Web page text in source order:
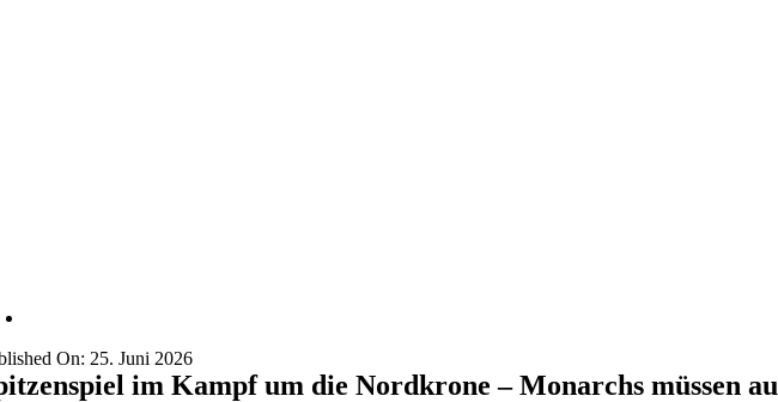
On: 25. Juni 2026
im Kampf um die Nordkrone – Monarchs müssen